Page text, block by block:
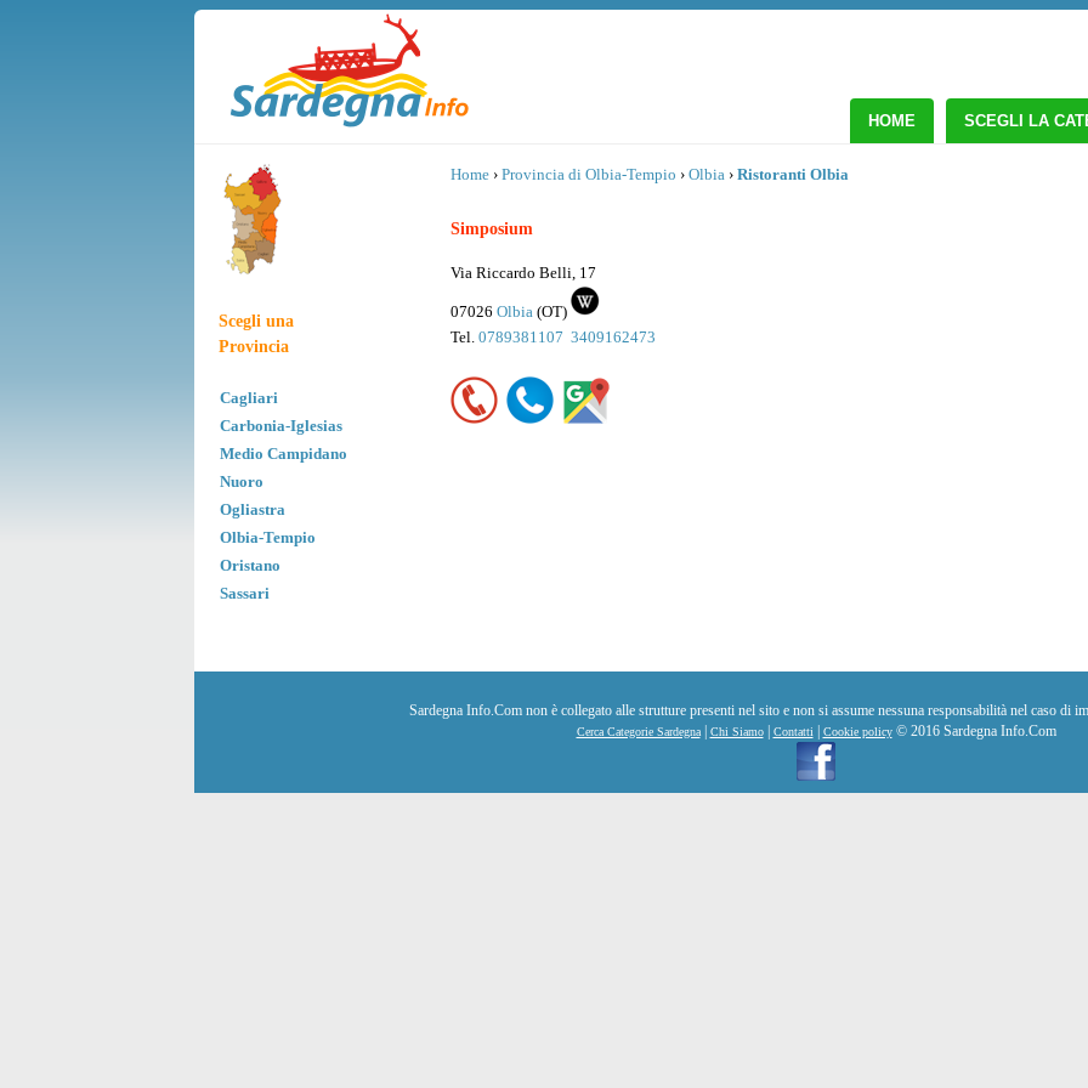
HOME SCEGLI LA
Scegli una
Provincia
Cagliari
Carbonia-Iglesias
Medio Campidano
Nuoro
Ogliastra
Olbia-Tempio
Oristano
Sassari
Home › Provincia di Olbia-Tempio › Olbia › Ristoranti Olbia
Simposium
Via Riccardo Belli, 17
07026 Olbia (OT)
Tel. 0789381107 3409162473
Sardegna Info.Com non è collegato alle strutture presenti nel sito e non si assume nessuna responsabilità nel caso di
Cerca Categorie Sardegna| Chi Siamo| Contatti Cookie policy© 2016 Sardegna Info.Com